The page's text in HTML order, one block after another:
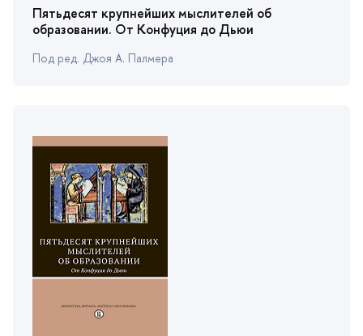
Пятьдесят крупнейших мыслителей о
образовании. От Конфуция до Дьюи
Под ред. Джоя А. Палмера